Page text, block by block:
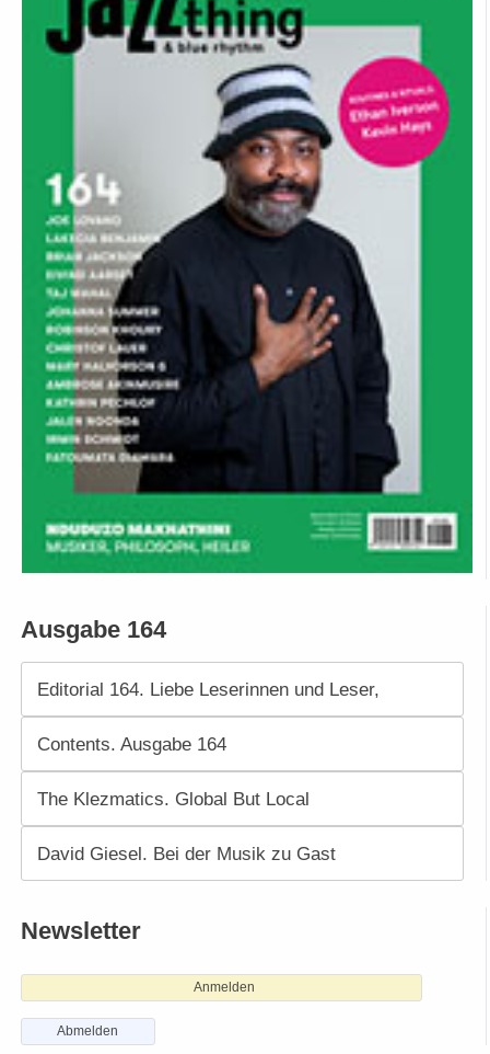
Ausgabe 164
Editorial 164. Liebe Leserinnen und Leser,
Contents. Ausgabe 164
The Klezmatics. Global But Local
David Giesel. Bei der Musik zu Gast
Newsletter
Anmelden
Abmelden